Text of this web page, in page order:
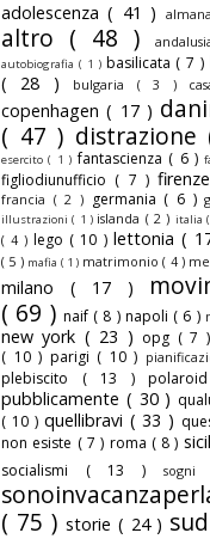
adolescenza( 41 )
altro ( 48 )
autobiografia ( 1 ) basilicata ( 7 )
( 28 )
bulgaria ( 3 )
copenhagen( 17 )
( 47 ) distrazione
esercito( 1 )fantascienza ( 6 )
figliodiunufficio ( 7 )
francia ( 2 ) germania ( 6 )
illustrazioni( 1 ) islanda ( 2 ) italia
( 4 ) lego ( 10 ) lettonia (
( 5 ) mafia ( 1 ) matrimonio( 4 )
milano ( 17 )
( 69 ) naif ( 8 ) napoli ( 6 )
new york ( 23 ) opg ( 7
( 10 ) parigi ( 10 )
plebiscito ( 13 ) polaroid
pubblicamente ( 30 )
( 10 ) quellibravi ( 33 )
non esiste ( 7 ) roma ( 8 )
socialismi ( 13 )
( 75 ) storie ( 24 ) sud